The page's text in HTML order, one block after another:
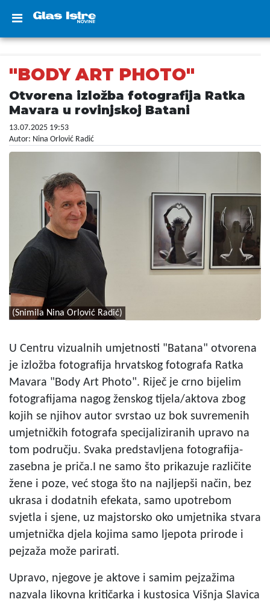
"BODY ART PHOTO"
Otvorena izložba fotografija Ratka
Mavara u rovinjskoj Batani
13.07.2025 19:53
Autor: Nina Orlović Radić
(Snimila Nina Orlović Radić)
U Centru vizualnih umjetnosti "Batana" otvorena
je izložba fotografija hrvatskog fotografa Ratka
Mavara "Body Art Photo". Riječ je crno bijelim
fotografijama nagog ženskog tijela/aktova zbog
kojih se njihov autor svrstao uz bok suvremenih
umjetničkih fotografa specijaliziranih upravo na
tom području. Svaka predstavljena fotografija-
zasebna je priča.I ne samo što prikazuje različite
žene i poze, već stoga što na najljepši način, bez
ukrasa i dodatnih efekata, samo upotrebom
svjetla i sjene, uz majstorsko oko umjetnika stvara
umjetnička djela kojima samo ljepota prirode i
pejzaža može parirati.
Upravo, njegove je aktove i samim pejzažima
nazvala likovna kritičarka i kustosica Višnja Slavica